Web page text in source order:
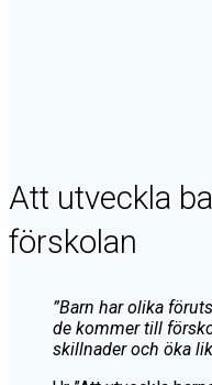
Att utveckla
förskolan
”Barn har olika
de kommer till
skillnader och öka